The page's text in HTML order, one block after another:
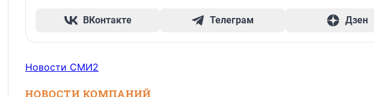
ВКонтакте Телеграм Дзен
Новости СМИ2
НОВОСТИ КОМПАНИЙ